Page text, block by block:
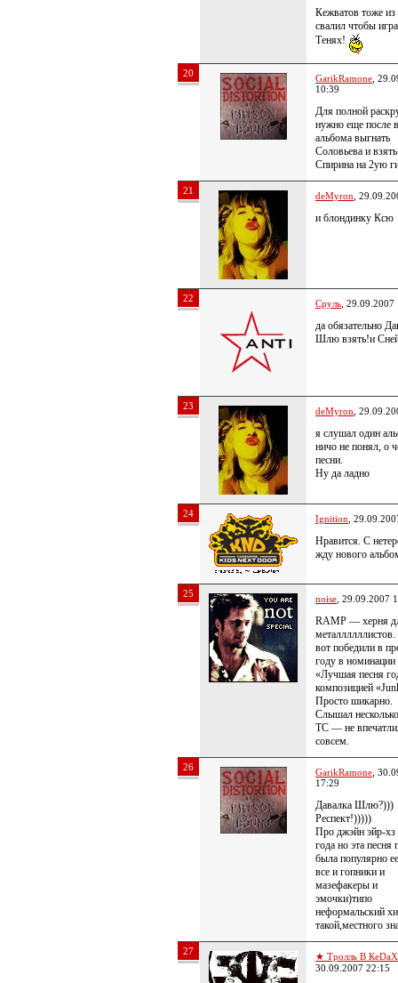
Кежватов тоже
свалил чтобы
Тенях!
20 GarikRamone ,
10:39
Для полной
нужно еще после
альбома выгнать
Соловьева и взять
Спирина на 2ую
21 deMyron ,
и блондинку Ксю
22 Сруль ,
да обязательно
Шлю взять!и
23 deMyron ,
я слушал один
ничо не понял, о
песни.
Ну да ладно
24 Ignition ,
Нравится. С
жду нового
25 noise , 29.09.2007
RAMP — херня
вот победили в
году в номинации
«Лучшая песня
композицией
Просто шикарно.
Слышал
ТС — не
совсем.
26 GarikRamone ,
17:29
Давалка Шлю?)))
Респект!)))))
Про джэйн эйр-хз
года но эта песня
была популярно
все и гопники и
мазефакеры и
эмочки)типо
неформальский
такой,местного
27
★ Тролль В
30.09.2007 22:15